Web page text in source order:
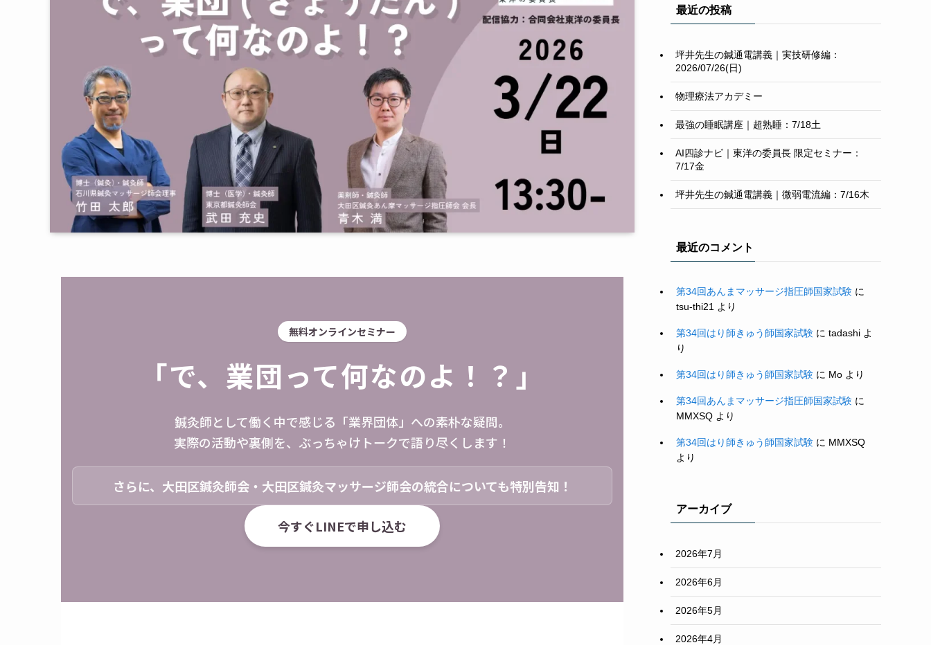
無料オンラインセミナー
「で、業団って何なのよ！？」
鍼灸師として働く中で感じる「業界団体」への素朴な疑問。
実際の活動や裏側を、ぶっちゃけトークで語り尽くします！
さらに、大田区鍼灸師会・大田区鍼灸マッサージ師会の統合についても特別告知！
今すぐLINEで申し込む
最近の投稿
坪井先生の鍼通電講義｜実技研修編：
2026/07/26(日)
物理療法アカデミー
最強の睡眠講座｜超熟睡：7/18土
AI四診ナビ｜東洋の委員長 限定セミナー：
7/17金
坪井先生の鍼通電講義｜微弱電流編：7/16木
最近のコメント
第34回あんまマッサージ指圧師国家試験 に
tsu-thi21 より
第34回はり師きゅう師国家試験 に tadashi よ
り
第34回はり師きゅう師国家試験 に Mo より
第34回あんまマッサージ指圧師国家試験 に
MMXSQ より
第34回はり師きゅう師国家試験 に MMXSQ
より
アーカイブ
2026年7月
2026年6月
2026年5月
2026年4月